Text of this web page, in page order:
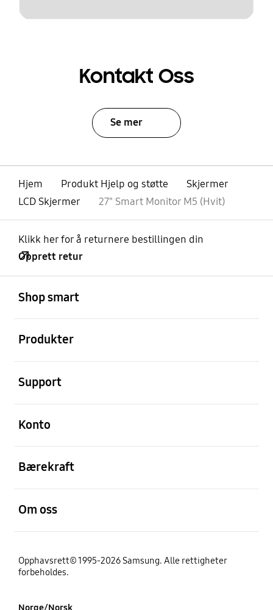
Kontakt Oss
Se mer
Hjem Produkt Hjelp og støtte
Skjermer
LCD Skjermer
27" Smart Monitor M5 (Hvit)
Klikk her for å returnere bestillingen din
Opprett retur
Shop smart
Produkter
Support
Konto
Bærekraft
Om oss
Opphavsrett© 1995-2026 Samsung. Alle rettigheter
forbeholdes.
Norge/Norsk